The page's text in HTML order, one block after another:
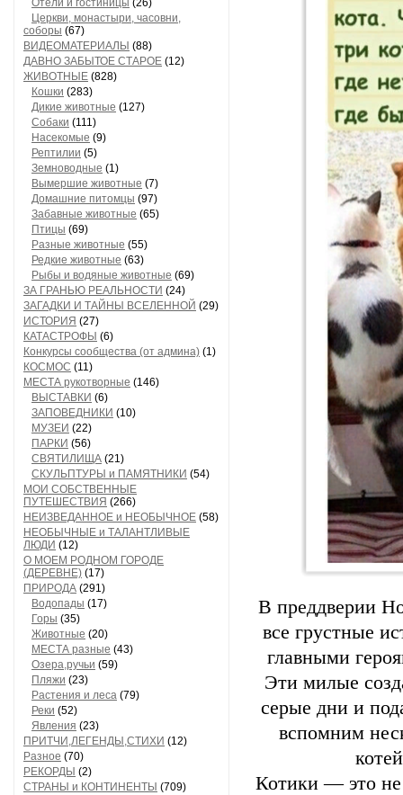
Отели и гостиницы (26)
Церкви, монастыри, часовни,
соборы (67)
ВИДЕОМАТЕРИАЛЫ (88)
ДАВНО ЗАБЫТОЕ СТАРОЕ (12)
ЖИВОТНЫЕ (828)
Кошки (283)
Дикие животные (127)
Собаки (111)
Насекомые (9)
Рептилии (5)
Земноводные (1)
Вымершие животные (7)
Домашние питомцы (97)
Забавные животные (65)
Птицы (69)
Разные животные (55)
Редкие животные (63)
Рыбы и водяные животные (69)
ЗА ГРАНЬЮ РЕАЛЬНОСТИ (24)
ЗАГАДКИ И ТАЙНЫ ВСЕЛЕННОЙ (29)
ИСТОРИЯ (27)
КАТАСТРОФЫ (6)
Конкурсы сообщества (от админа) (1)
КОСМОС (11)
МЕСТА рукотворные (146)
ВЫСТАВКИ (6)
ЗАПОВЕДНИКИ (10)
МУЗЕИ (22)
ПАРКИ (56)
СВЯТИЛИЩА (21)
СКУЛЬПТУРЫ и ПАМЯТНИКИ (54)
МОИ СОБСТВЕННЫЕ
ПУТЕШЕСТВИЯ (266)
НЕИЗВЕДАННОЕ и НЕОБЫЧНОЕ (58)
НЕОБЫЧНЫЕ и ТАЛАНТЛИВЫЕ
ЛЮДИ (12)
О МОЕМ РОДНОМ ГОРОДЕ
(ДЕРЕВНЕ) (17)
ПРИРОДА (291)
Водопады (17)
Горы (35)
Животные (20)
МЕСТА разные (43)
Озера,ручьи (59)
Пляжи (23)
Растения и леса (79)
Реки (52)
Явления (23)
ПРИТЧИ,ЛЕГЕНДЫ,СТИХИ (12)
Разное (70)
РЕКОРДЫ (2)
СТРАНЫ и КОНТИНЕНТЫ (709)
В преддверии
все грустные
главными
Эти милые
серые дни и
вспомним
Котики — это